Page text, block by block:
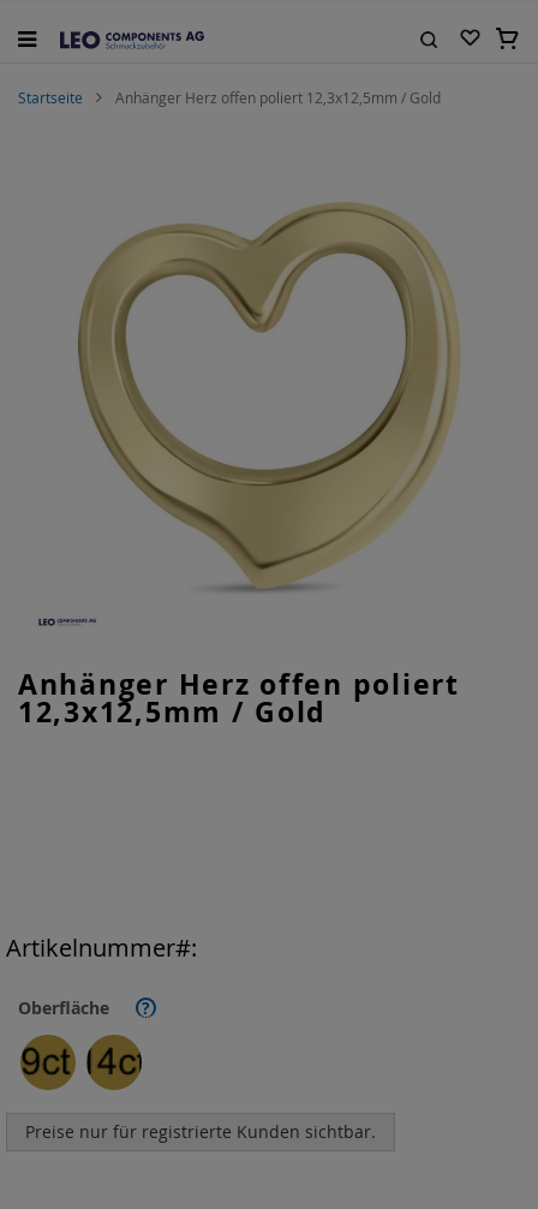
Inhalt
Startseite Anhänger Herz offen poliert 12,3x12,5mm / Gold
Anhänger Herz offen poliert
12,3x12,5mm / Gold
Oberfläche ?
Preise nur für registrierte Kunden sichtbar.
Artikelnummer
Anfang
der
Bildgalerie